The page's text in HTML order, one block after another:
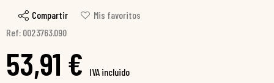
Compartir
Mis favoritos
Ref: 0023763.090
53,91 € IVA incluido